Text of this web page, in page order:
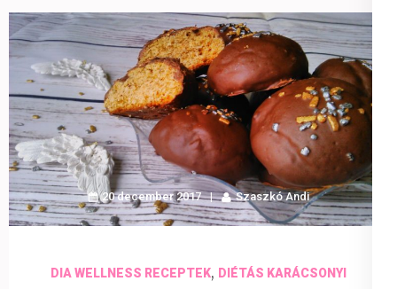
20 december 2017 Szaszkó Andi
DIA WELLNESS RECEPTEK, DIÉTÁS KARÁCSONYI